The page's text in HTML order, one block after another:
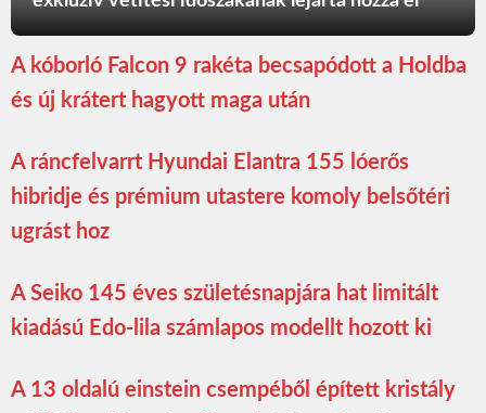
A kóborló Falcon 9 rakéta becsapódott a Holdba
és új krátert hagyott maga után
A ráncfelvarrt Hyundai Elantra 155 lóerős
hibridje és prémium utastere komoly belsőtéri
ugrást hoz
A Seiko 145 éves születésnapjára hat limitált
kiadású Edo-lila számlapos modellt hozott ki
A 13 oldalú einstein csempéből épített kristály